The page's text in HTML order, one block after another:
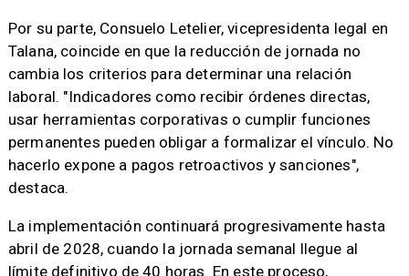
Por su parte, Consuelo Letelier, vicepresidenta legal en
Talana, coincide en que la reducción de jornada no
cambia los criterios para determinar una relación
laboral. "Indicadores como recibir órdenes directas,
usar herramientas corporativas o cumplir funciones
permanentes pueden obligar a formalizar el vínculo. No
hacerlo expone a pagos retroactivos y sanciones",
destaca.
La implementación continuará progresivamente hasta
abril de 2028, cuando la jornada semanal llegue al
límite definitivo de 40 horas. En este proceso,